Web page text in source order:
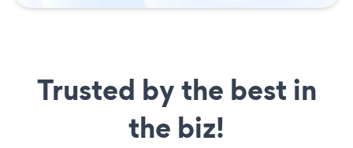
Trusted by the best in
the biz!